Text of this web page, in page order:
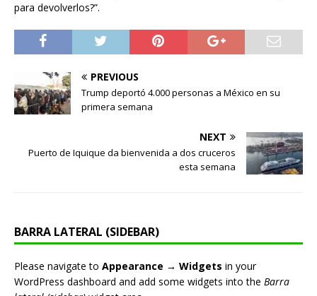
para devolverlos?”.
PREVIOUS
Trump deportó 4.000 personas a México en su
primera semana
NEXT
Puerto de Iquique da bienvenida a dos cruceros
esta semana
BARRA LATERAL (SIDEBAR)
Please navigate to Appearance → Widgets in your
WordPress dashboard and add some widgets into the Barra